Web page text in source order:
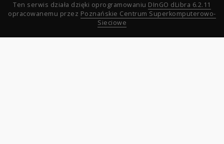
Ten serwis działa dzięki oprogramowaniu DInGO dLibra 6.2.11
opracowanemu przez Poznańskie Centrum Superkomputerowo-
Sieciowe